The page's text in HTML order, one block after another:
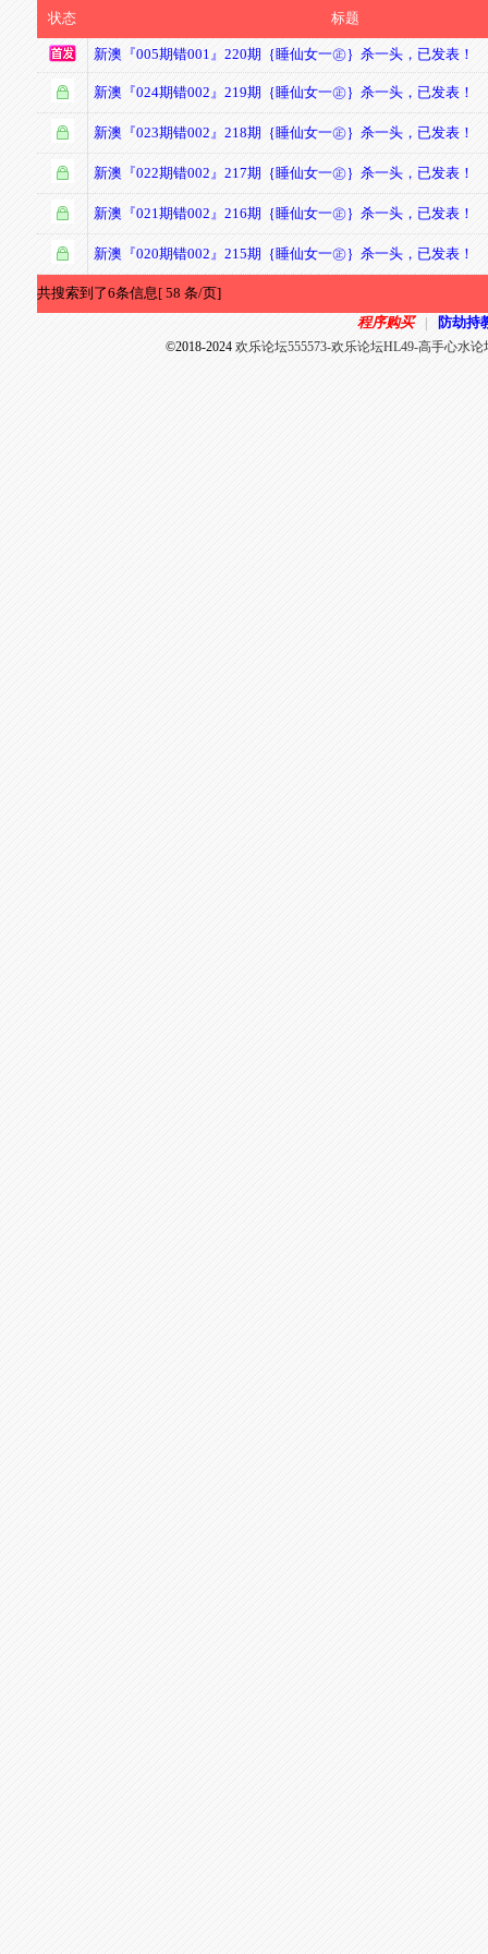
状态 标题
新澳『005期错001』220期｛睡仙女一㊣｝杀一头，已发表！
新澳『024期错002』219期｛睡仙女一㊣｝杀一头，已发表！
新澳『023期错002』218期｛睡仙女一㊣｝杀一头，已发表！
新澳『022期错002』217期｛睡仙女一㊣｝杀一头，已发表！
新澳『021期错002』216期｛睡仙女一㊣｝杀一头，已发表！
新澳『020期错002』215期｛睡仙女一㊣｝杀一头，已发表！
共搜索到了6条信息[ 58 条/页]
程序购买
防劫持
©2018-2024欢乐论坛555573-欢乐论坛HL49-高手心水